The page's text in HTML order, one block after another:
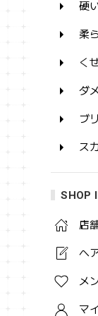
硬
柔
く
ダ
ブ
ス
SHOP
店
ヘ
メ
マ